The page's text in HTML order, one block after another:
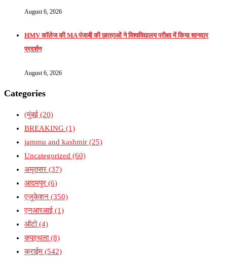
August 6, 2026
HMV कॉलेज की MA पंजाबी की छात्राओं ने विश्वविद्यालय परीक्षा में किया शानदार
प्रदर्शन
August 6, 2026
Categories
(मुंबई (20)
BREAKING (1)
jammu and kashmir (25)
Uncategorized (60)
अमृतसर (37)
आदमपुर (6)
एजुकेशन (350)
एनआरआई (1)
ऑटो(4)
कपूरथला(8)
क्राईम (542)